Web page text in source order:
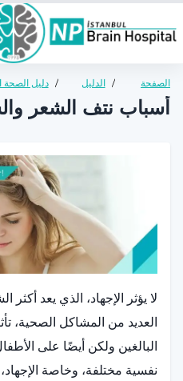
الصفحة
الرئيسية
/ الدليل
/ دليل الصحة
أسباب نتف الشعر
لا يؤثر الإجهاد، الذي يعد
العديد من المشاكل الصحية،
البالغين ولكن أيضًا على
نفسية مختلفة، وخاصة